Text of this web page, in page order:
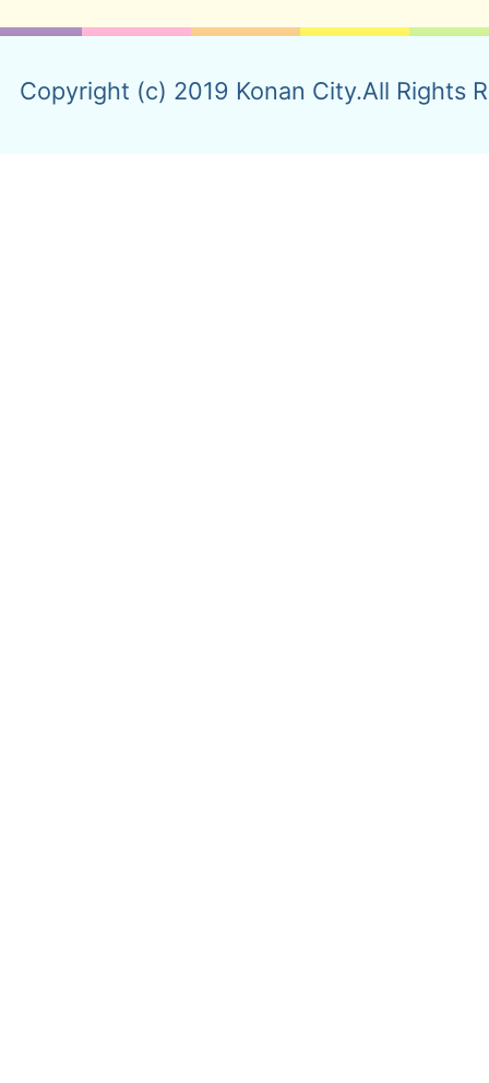
Copyright (c) 2019 Konan City.All Rights